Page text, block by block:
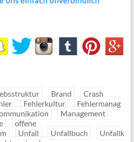
Brand
Crash
Fehlerkultur
Fehlermanag
Management
offene
Unfall Unfallbuch
Unfallk